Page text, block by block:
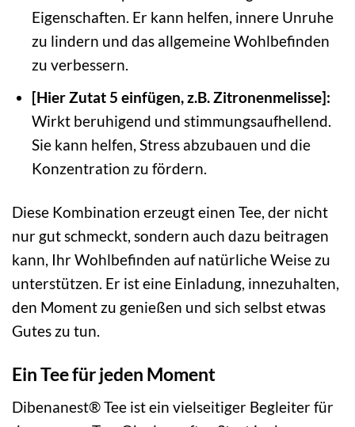
Eigenschaften. Er kann helfen, innere Unruhe
zu lindern und das allgemeine Wohlbefinden
zu verbessern.
[Hier Zutat 5 einfügen, z.B. Zitronenmelisse]:
Wirkt beruhigend und stimmungsaufhellend.
Sie kann helfen, Stress abzubauen und die
Konzentration zu fördern.
Diese Kombination erzeugt einen Tee, der nicht
nur gut schmeckt, sondern auch dazu beitragen
kann, Ihr Wohlbefinden auf natürliche Weise zu
unterstützen. Er ist eine Einladung, innezuhalten,
den Moment zu genießen und sich selbst etwas
Gutes zu tun.
Ein Tee für jeden Moment
Dibenanest® Tee ist ein vielseitiger Begleiter für